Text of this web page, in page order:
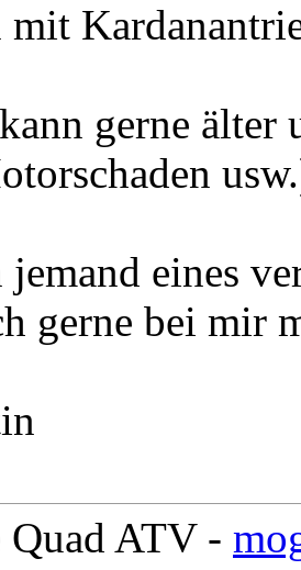
mit
gerne
eines
gerne bei mir
Quad ATV -